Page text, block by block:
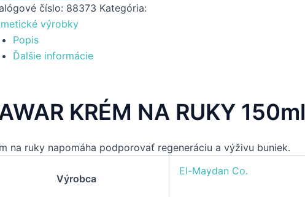
číslo: 88373 Kategória:
výrobky
Popis
Ďalšie informácie
KRÉM NA RUKY 150ml
na ruky napomáha podporovať regeneráciu a výživu buniek.
Výrobca
El-Maydan Co.